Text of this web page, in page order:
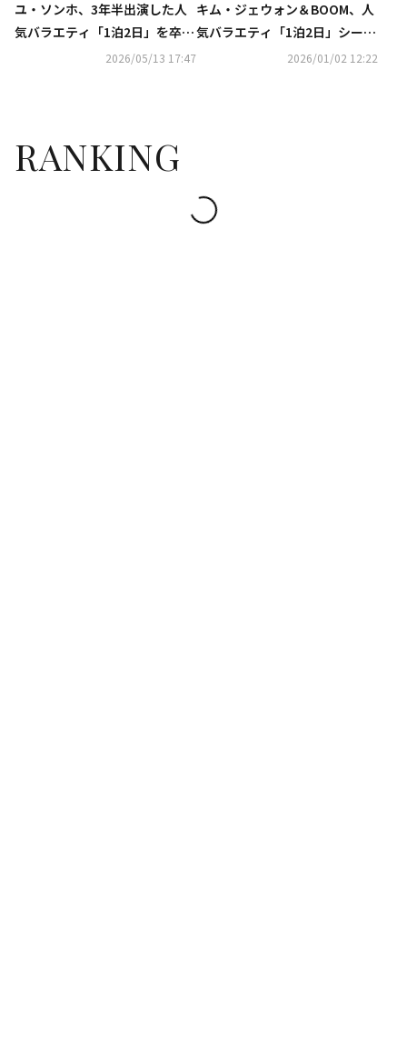
ユ・ソンホ、3年半出演した人
気バラエティ「1泊2日」を卒業
へ“一生忘れられない価値のあ
2026/05/13 17:47
キム・ジェウォン＆BOOM、人
気バラエティ「1泊2日」シーズ
ン4にゲスト出演！2026/01/02 12:22
RANKING